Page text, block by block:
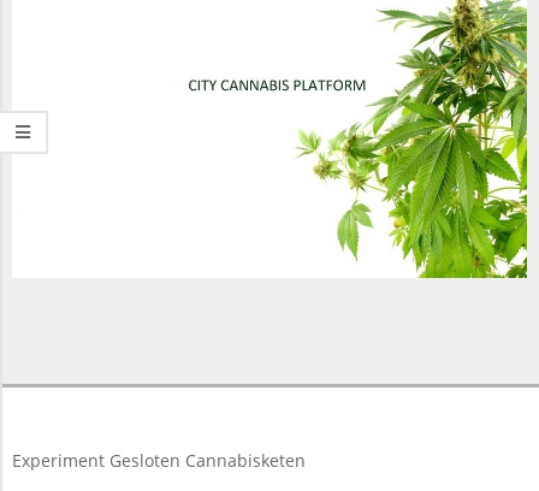
03-
Experiment Gesloten Cannabisketen